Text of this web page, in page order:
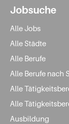
Jobsuche
Alle Jobs
Alle Städte
Alle Berufe
Alle Berufe nach
Alle
Alle
Ausbildung